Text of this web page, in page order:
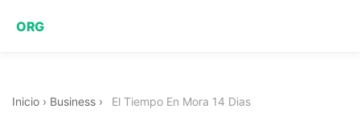
ORG
Inicio › Business › El Tiempo En Mora 14 Dias